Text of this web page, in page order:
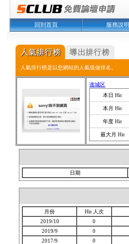
回到首頁 服務說明
人氣排行榜是以您網站的人氣值做排名。
谯城区
本日 Hit
本月 Hit
年度 Hit
最大月 Hit
日期
月份
Hit 人次
2019/10
0
2019/9
0
2017/9
0